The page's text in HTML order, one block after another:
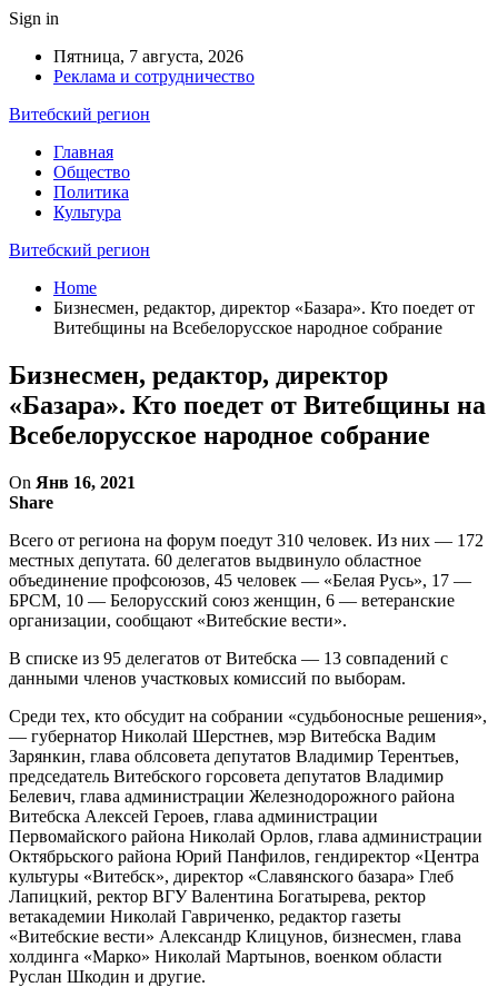
Sign in
Пятница, 7 августа, 2026
Реклама и сотрудничество
Витебский регион
Главная
Общество
Политика
Культура
Витебский регион
Home
Бизнесмен, редактор, директор «Базара». Кто поедет от
Витебщины на Всебелорусское народное собрание
Бизнесмен, редактор, директор
«Базара». Кто поедет от Витебщины на
Всебелорусское народное собрание
On Янв 16, 2021
Share
Всего от региона на форум поедут 310 человек. Из них — 172
местных депутата. 60 делегатов выдвинуло областное
объединение профсоюзов, 45 человек — «Белая Русь», 17 —
БРСМ, 10 — Белорусский союз женщин, 6 — ветеранские
организации, сообщают «Витебские вести».
В списке из 95 делегатов от Витебска — 13 совпадений с
данными членов участковых комиссий по выборам.
Среди тех, кто обсудит на собрании «судьбоносные решения»,
— губернатор Николай Шерстнев, мэр Витебска Вадим
Зарянкин, глава облсовета депутатов Владимир Терентьев,
председатель Витебского горсовета депутатов Владимир
Белевич, глава администрации Железнодорожного района
Витебска Алексей Героев, глава администрации
Первомайского района Николай Орлов, глава администрации
Октябрьского района Юрий Панфилов, гендиректор «Центра
культуры «Витебск», директор «Славянского базара» Глеб
Лапицкий, ректор ВГУВалентина Богатырева, ректор
ветакадемии Николай Гавриченко, редактор газеты
«Витебские вести» Александр Клицунов, бизнесмен, глава
холдинга «Марко» Николай Мартынов, военком области
Руслан Шкодин и другие.